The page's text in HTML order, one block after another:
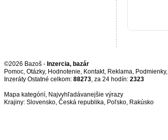
©2026 Bazoš - Inzercia, bazár
Pomoc, Otázky, Hodnotenie, Kontakt, Reklama, Podmienky,
Inzeráty Ostatné celkom: 88273, za 24 hodín: 2323
Mapa kategórií, Najvyhľadávanejšie výrazy
Krajiny: Slovensko, Česká republika, Poľsko, Rakúsko